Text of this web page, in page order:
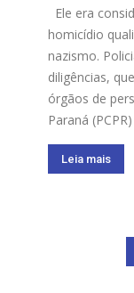
Ele era
homicídio
nazismo.
diligências,
órgãos de
Paraná
Leia mais